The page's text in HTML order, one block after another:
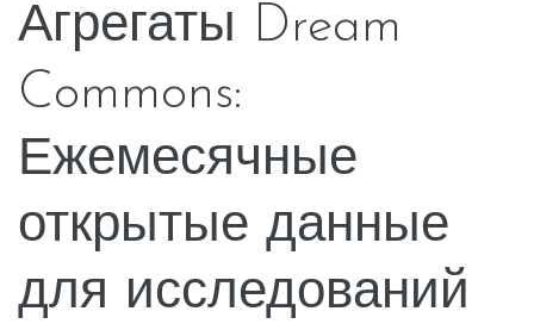
Агрегаты Dream
Commons:
Ежемесячные
открытые данные
для исследований